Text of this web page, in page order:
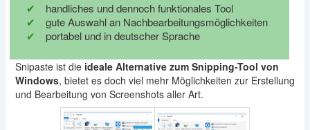
handliches und dennoch funktionales Tool
gute Auswahl an Nachbearbeitungsmöglichkeiten
portabel und in deutscher Sprache
Snipaste ist dieideale Alternative zum Snipping-Tool von
Windows, bietet es doch viel mehr Möglichkeiten zur Erstellung
und Bearbeitung von Screenshots aller Art.